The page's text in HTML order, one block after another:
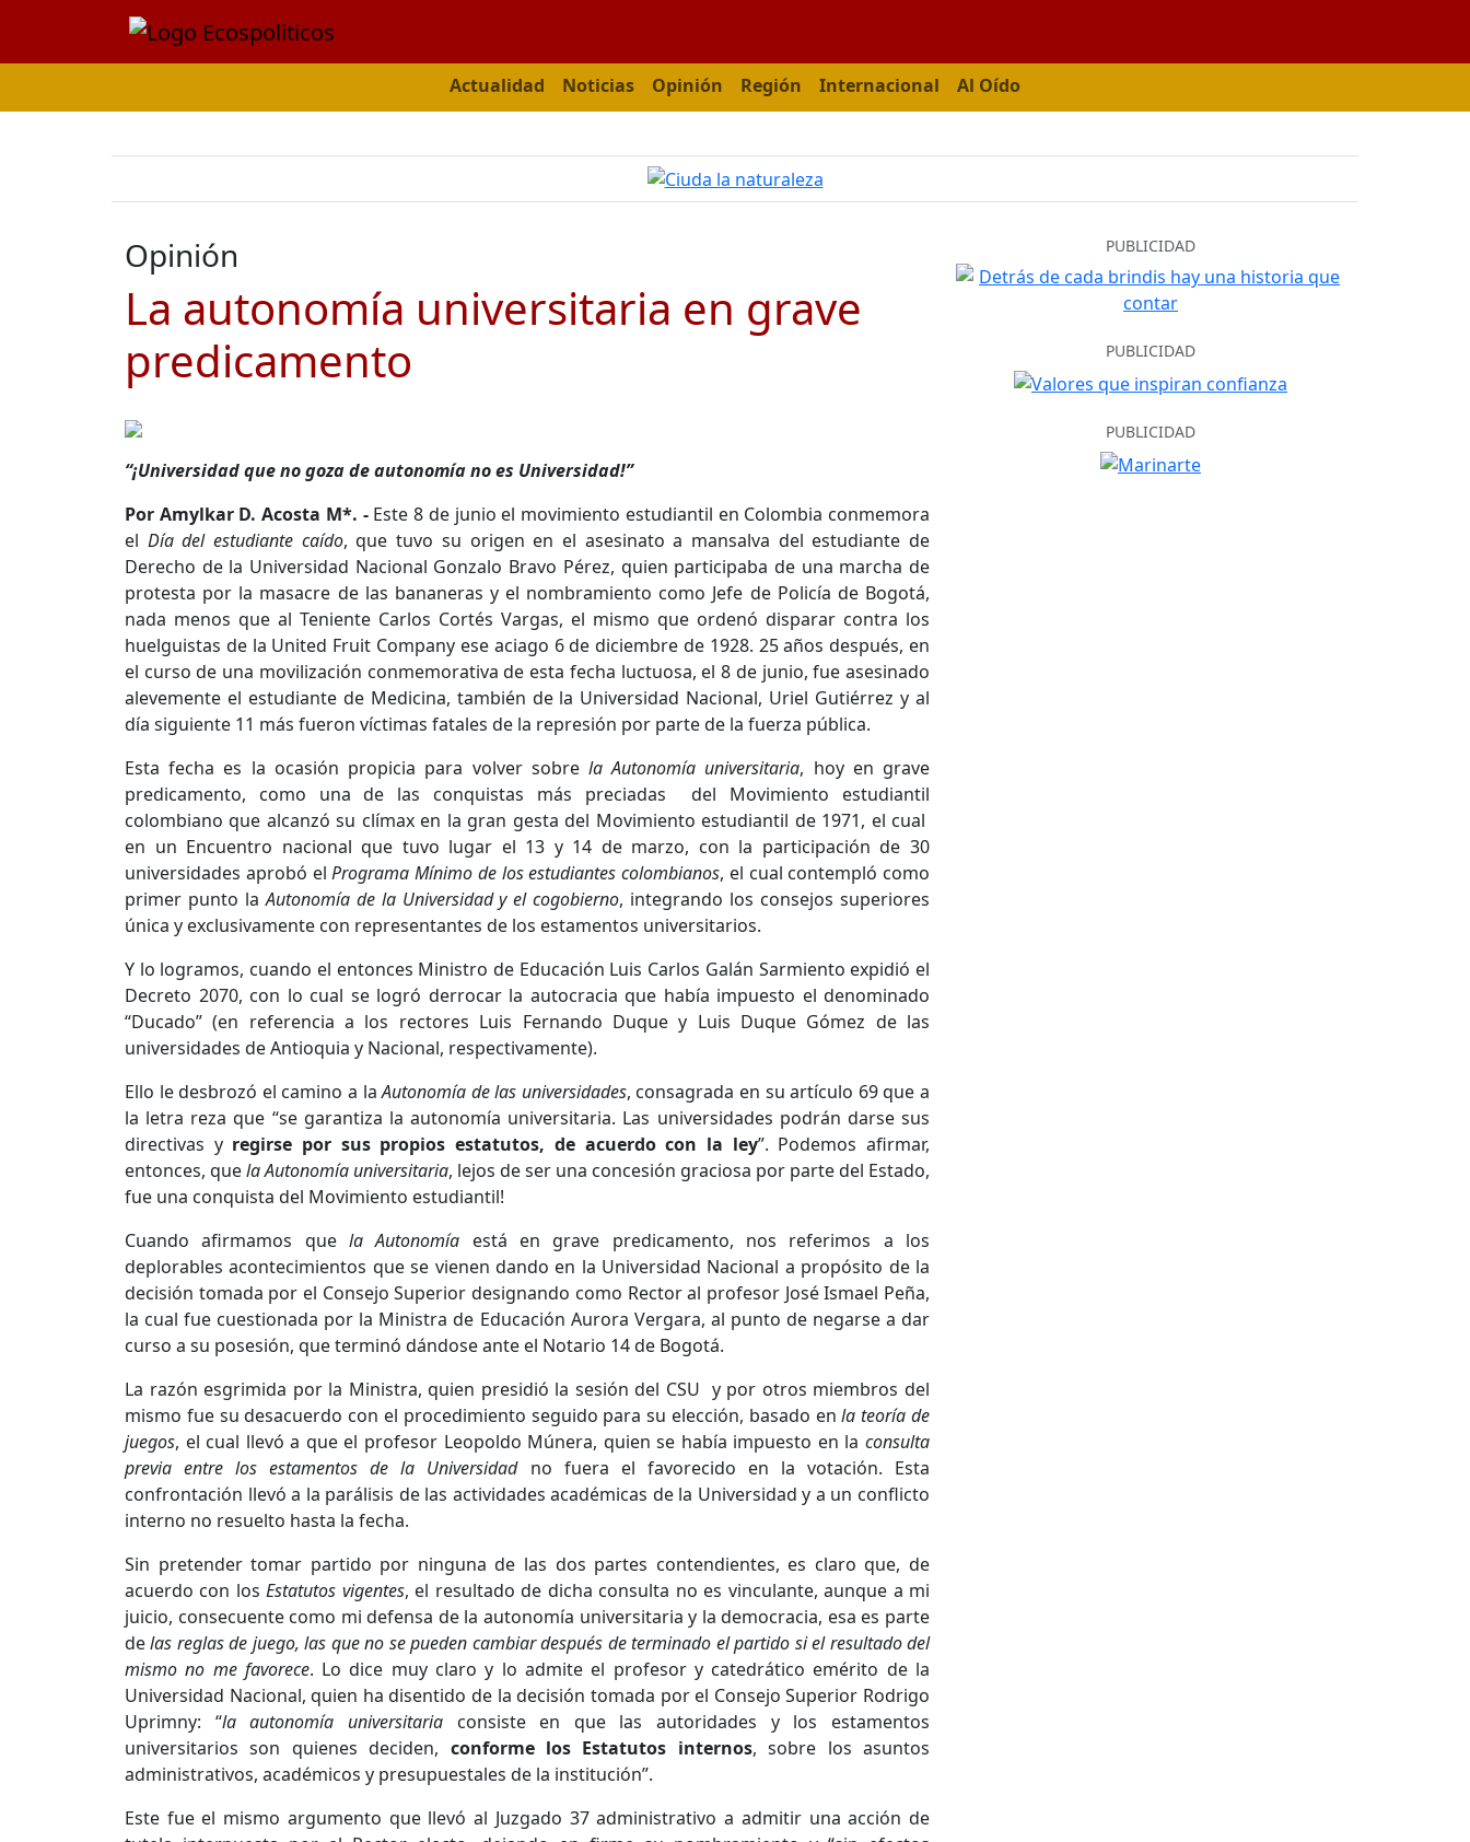
Actualidad Noticias Opinión Región Internacional Al Oído
Opinión
La autonomía universitaria en grave
predicamento
“¡Universidad que no goza de autonomía no es Universidad!”
Por Amylkar D. Acosta M*. -Este 8 de junio el movimiento estudiantil en Colombia conmemora
el Día del estudiante caído, que tuvo su origen en el asesinato a mansalva del estudiante de
Derecho de la Universidad Nacional Gonzalo Bravo Pérez, quien participaba de una marcha de
protesta por la masacre de las bananeras y el nombramiento como Jefe de Policía de Bogotá,
nada menos que al Teniente Carlos Cortés Vargas, el mismo que ordenó disparar contra los
huelguistas de la United Fruit Company ese aciago 6 de diciembre de 1928. 25 años después, en
el curso de una movilización conmemorativa de esta fecha luctuosa, el 8 de junio, fue asesinado
alevemente el estudiante de Medicina, también de la Universidad Nacional, Uriel Gutiérrez y al
día siguiente 11 más fueron víctimas fatales de la represión por parte de la fuerza pública.
Esta fecha es la ocasión propicia para volver sobre la Autonomía universitaria, hoy en grave
predicamento, como una de las conquistas más preciadas del Movimiento estudiantil
colombiano que alcanzó su clímax en la gran gesta del Movimiento estudiantil de 1971, el cual
en un Encuentro nacional que tuvo lugar el 13 y 14 de marzo, con la participación de 30
universidades aprobó elPrograma Mínimo de los estudiantes colombianos, el cual contempló como
primer punto laAutonomía de la Universidad y el cogobierno, integrando los consejos superiores
única y exclusivamente con representantes de los estamentos universitarios.
Y lo logramos, cuando el entonces Ministro de Educación Luis Carlos Galán Sarmiento expidió el
Decreto 2070, con lo cual se logró derrocar la autocracia que había impuesto el denominado
“Ducado” (en referencia a los rectores Luis Fernando Duque y Luis Duque Gómez de las
universidades de Antioquia y Nacional, respectivamente).
Ello le desbrozó el camino a laAutonomía de las universidades, consagrada en su artículo 69 que a
la letra reza que “se garantiza la autonomía universitaria. Las universidades podrán darse sus
directivas y regirse por sus propios estatutos, de acuerdo con la ley”. Podemos afirmar,
entonces, quela Autonomía universitaria, lejos de ser una concesión graciosa por parte del Estado,
fue una conquista del Movimiento estudiantil!
Cuando afirmamos que la Autonomía está en grave predicamento, nos referimos a los
deplorables acontecimientos que se vienen dando en la Universidad Nacional a propósito de la
decisión tomada por el Consejo Superior designando como Rector al profesor José Ismael Peña,
la cual fue cuestionada por la Ministra de Educación Aurora Vergara, al punto de negarse a dar
curso a su posesión, que terminó dándose ante el Notario 14 de Bogotá.
La razón esgrimida por la Ministra, quien presidió la sesión del CSU y por otros miembros del
mismo fue su desacuerdo con el procedimiento seguido para su elección, basado enla teoría de
juegos, el cual llevó a que el profesor Leopoldo Múnera, quien se había impuesto en la consulta
previa entre los estamentos de la Universidadno fuera el favorecido en la votación. Esta
confrontación llevó a la parálisis de las actividades académicas de la Universidad y a un conflicto
interno no resuelto hasta la fecha.
Sin pretender tomar partido por ninguna de las dos partes contendientes, es claro que, de
acuerdo con losEstatutos vigentes, el resultado de dicha consulta no es vinculante, aunque a mi
juicio, consecuente como mi defensa de la autonomía universitaria y la democracia, esa es parte
delas reglas de juego, las que no se pueden cambiar después de terminado el partido si el resultado del
mismo no me favorece. Lo dice muy claro y lo admite el profesor y catedrático emérito de la
Universidad Nacional, quien ha disentido de la decisión tomada por el Consejo Superior Rodrigo
Uprimny: “la autonomía universitaria consiste en que las autoridades y los estamentos
universitarios son quienes deciden, conforme los Estatutos internos, sobre los asuntos
administrativos, académicos y presupuestales de la institución”.
Este fue el mismo argumento que llevó al Juzgado 37 administrativo a admitir una acción de
PUBLICIDAD
PUBLICIDAD
PUBLICIDAD